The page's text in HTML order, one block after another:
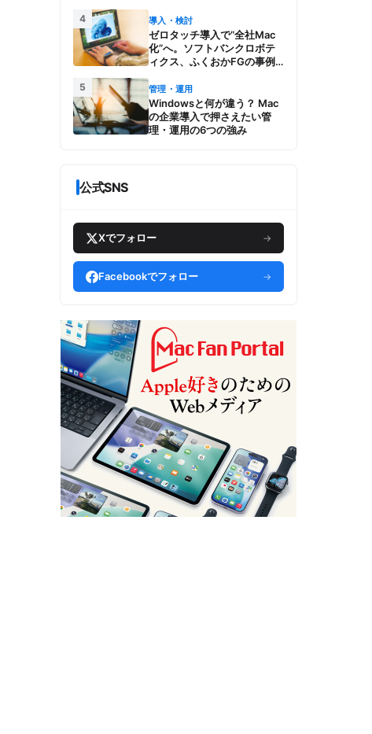
4 導入・検討
ゼロタッチ導入で“全社Mac
化”へ。ソフトバンクロボテ
ィクス、ふくおかFGの事例
週のAppleビジネストレン
ド】
5 管理・運用
Windowsと何が違う？ Mac
の企業導入で押さえたい管
理・運用の6つの強み
公式SNS
Xでフォロー →
Facebookでフォロー →